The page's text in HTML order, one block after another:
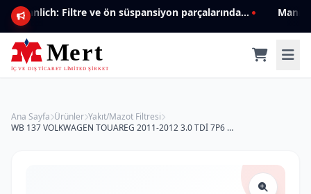
Mannlich: Filtre ve ön süspansiyon parçalarında genişleyen ürün yelpazesiyle kalite ve güven.
Ana Sayfa Ürünler Yakıt/Mazot Filtresi
WB 137 VOLKWAGEN TOUAREG 2011-2012 3.0 TDİ 7P6 127 177 Yakıt/Mazot Filtresi